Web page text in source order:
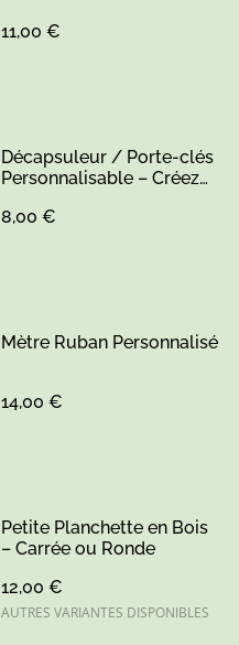
11,00 €
Décapsuleur / Porte-clés
Personnalisable – Créez
8,00 €
Mètre Ruban Personnalisé
14,00 €
Petite Planchette en Bois
– Carrée ou Ronde
12,00 €
AUTRES VARIANTES DISPONIBLES